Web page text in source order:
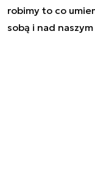
robimy to co
sobą i nad